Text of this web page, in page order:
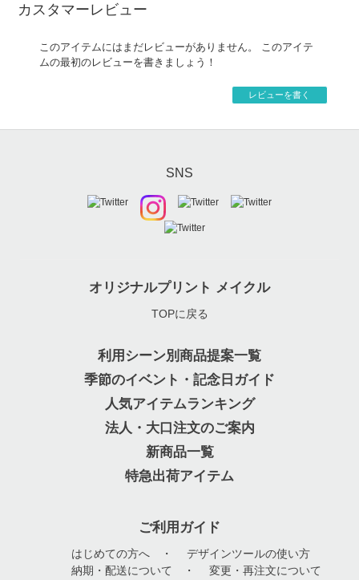
カスタマーレビュー
このアイテムにはまだレビューがありません。 このアイテ
ムの最初のレビューを書きましょう！
レビューを書く
SNS
オリジナルプリント メイクル
TOPに戻る
利用シーン別商品提案一覧
季節のイベント・記念日ガイド
人気アイテムランキング
法人・大口注文のご案内
新商品一覧
特急出荷アイテム
ご利用ガイド
はじめての方へ ・ デザインツールの使い方
納期・配送について
・ 変更・再注文について